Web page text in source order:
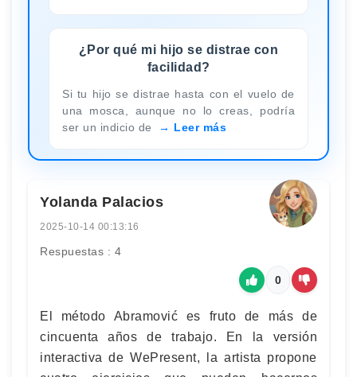
¿Por qué mi hijo se distrae con
facilidad?
Si tu hijo se distrae hasta con el vuelo de
una mosca, aunque no lo creas, podría
ser un indicio de
Leer más
Yolanda Palacios
2025-10-14 00:13:16
Respuestas : 4
0
El método Abramović es fruto de más de
cincuenta años de trabajo. En la versión
interactiva de WePresent, la artista propone